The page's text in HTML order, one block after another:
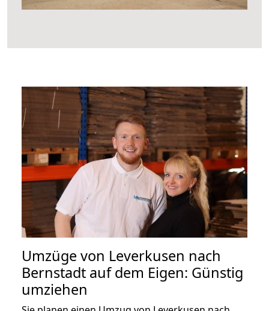
Umzüge von Leverkusen nach
Bernstadt auf dem Eigen: Günstig
umziehen